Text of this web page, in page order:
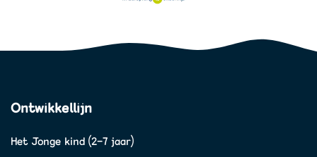
Ontwikkellijn
Het Jonge kind (2-7 jaar)